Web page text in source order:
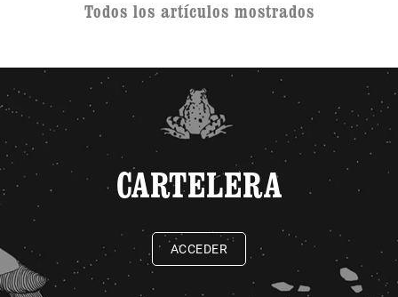
Todos los artículos mostrados
CARTELERA
ACCEDER